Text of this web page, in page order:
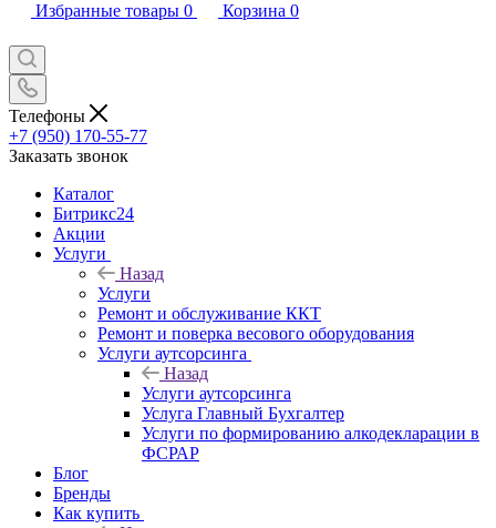
Избранные товары 0 Корзина 0
Телефоны
+7 (950) 170-55-77
Заказать звонок
Каталог
Битрикс24
Акции
Услуги
Назад
Услуги
Ремонт и обслуживание ККТ
Ремонт и поверка весового оборудования
Услуги аутсорсинга
Назад
Услуги аутсорсинга
Услуга Главный Бухгалтер
Услуги по формированию алкодекларации в
ФСРАР
Блог
Бренды
Как купить